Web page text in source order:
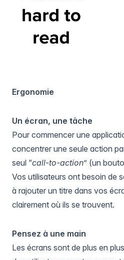
Ergonomie
Un écran, une tâche
Pour commencer une
concentrer une seule action
seul “call-to-action” (un
Vos utilisateurs ont besoin de
à rajouter un titre dans vos
clairement où ils se trouvent.
Pensez à une main
Les écrans sont de plus en